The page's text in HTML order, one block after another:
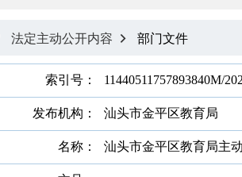
法定主动公开内容  部门文件
索引号： 11440511757893840M/
发布机构： 汕头市金平区教育局
名称： 汕头市金平区教育局主